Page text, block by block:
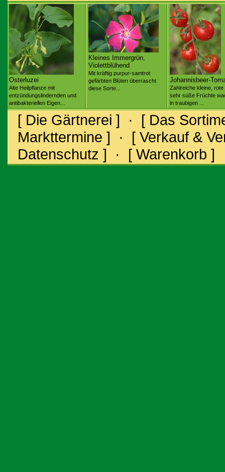
Osterluzei
Alte Heilpflanze mit
entzündungslindernden und
antibakteriellen Eigen...
Kleines Immergrün,
Violettblühend
Mit kräftig purpur-samtrot
gefärbten Blüten überrascht
diese Sorte...
Johannisbeer-
Zahlreiche kleine, rote
sehr süße Früchte
in traubigen ...
[ Die Gärtnerei ] · [ Das
Markttermine ] · [ Verkauf &
Datenschutz ] · [ Warenkorb ]